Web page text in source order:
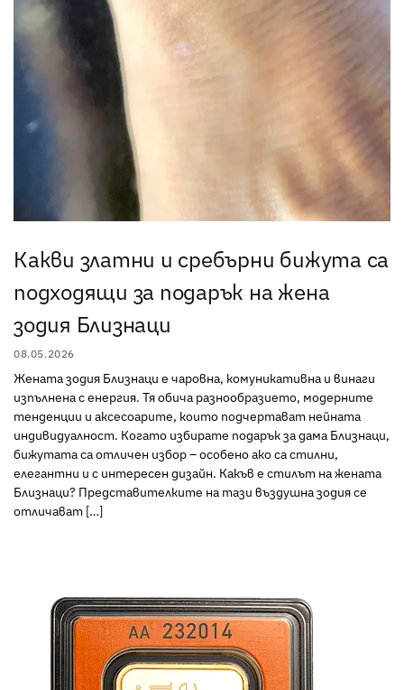
Какви златни и сребърни бижута са
подходящи за подарък на жена
зодия Близнаци
08.05.2026
Жената зодия Близнаци е чаровна, комуникативна и винаги
изпълнена с енергия. Тя обича разнообразието, модерните
тенденции и аксесоарите, които подчертават нейната
индивидуалност. Когато избирате подарък за дама Близнаци,
бижутата са отличен избор – особено ако са стилни,
елегантни и с интересен дизайн. Какъв е стилът на жената
Близнаци? Представителките на тази въздушна зодия се
отличават […]